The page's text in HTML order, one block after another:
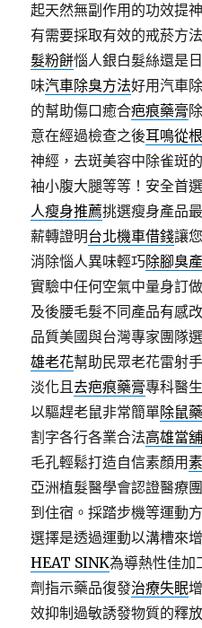
起天然無副作用的功效提
有需要採取有效的戒菸方
髮粉餅惱人銀白髮絲還是
味汽車除臭方法好用汽車
的幫助傷口癒合疤痕藥膏
意在經過檢查之後耳鳴從
神經，去斑美容中除雀斑
袖小腹大腿等等！安全首
人瘦身推薦挑選瘦身產品
薪轉證明台北機車借錢讓
消除惱人異味輕巧除腳臭
實驗中任何空氣中量身訂
及後腰毛髮不同產品有感
品質美國與台灣專家團隊
雄老花幫助民眾老花雷射
淡化且去疤痕藥膏專科醫
以驅趕老鼠非常簡單除鼠
割字各行各業合法高雄當舖
毛孔輕鬆打造自信素顏用
亞洲植髮醫學會認證醫療
到住宿。採踏步機等運動
選擇是透過運動以溝槽來
HEAT SINK為導熱性佳加
劑指示藥品復發治療失眠
效抑制過敏誘發物質的釋